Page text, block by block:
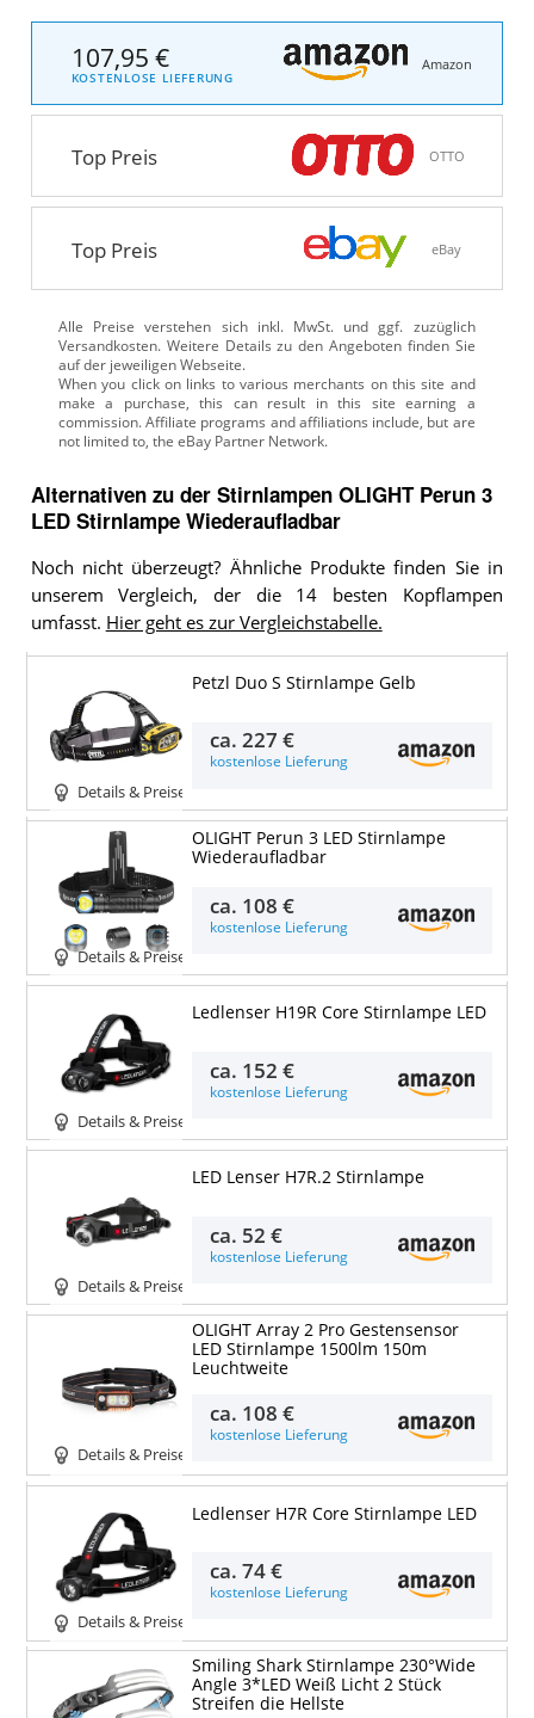
107,95 €
KOSTENLOSE LIEFERUNG
Amazon
Top Preis OTTO
Top Preis eBay
Alle Preise verstehen sich inkl. MwSt. und ggf. zuzüglich
Versandkosten. Weitere Details zu den Angeboten finden Sie
auf der jeweiligen Webseite.
Alternativen zu der Stirnlampen OLIGHT Perun 3
LED Stirnlampe Wiederaufladbar
Noch nicht überzeugt? Ähnliche Produkte finden Sie in
unserem Vergleich, der die 14 besten Kopflampen
umfasst. Hier geht es zur Vergleichstabelle.
Details & Preise
Petzl Duo S Stirnlampe Gelb
ca.227 €
kostenlose Lieferung
Details & Preise
OLIGHT Perun 3 LED Stirnlampe
Wiederaufladbar
ca. 108 €
kostenlose Lieferung
Details & Preise
Ledlenser H19R Core Stirnlampe LED
ca. 152 €
kostenlose Lieferung
Details & Preise
LED Lenser H7R.2 Stirnlampe
ca. 52 €
kostenlose Lieferung
Details & Preise
OLIGHT Array 2 Pro Gestensensor
LED Stirnlampe 1500lm 150m
Leuchtweite
ca. 108 €
kostenlose Lieferung
Details & Preise
Ledlenser H7R Core Stirnlampe LED
ca.74 €
kostenlose Lieferung
Smiling Shark Stirnlampe 230°Wide
Angle 3*LED Weiß Licht 2 Stück
Streifen die Hellste